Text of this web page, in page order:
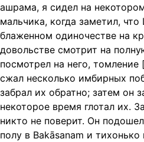
ашрама, я сидел на
мальчика, когда заметил,
блаженном одиночестве на
довольстве смотрит на
посмотрел на него, томление
сжал несколько имбирных
забрал их обратно; затем он
некоторое время глотал их.
никто не поверит. Он
полу в Bakāsanam и